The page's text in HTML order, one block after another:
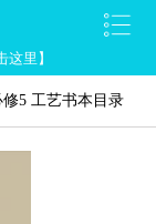
这里】
5 工艺书本目录